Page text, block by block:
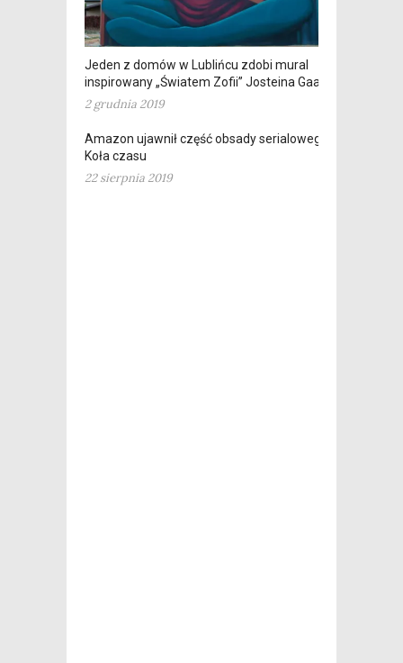
Jeden z domów w Lublińcu zdobi mural
inspirowany „Światem Zofii” Josteina Gaardera
2 grudnia 2019
Amazon ujawnił część obsady serialowego
Koła czasu
22 sierpnia 2019